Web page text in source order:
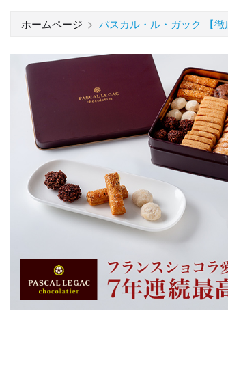
ホームページ パスカル・ル・ガック 【